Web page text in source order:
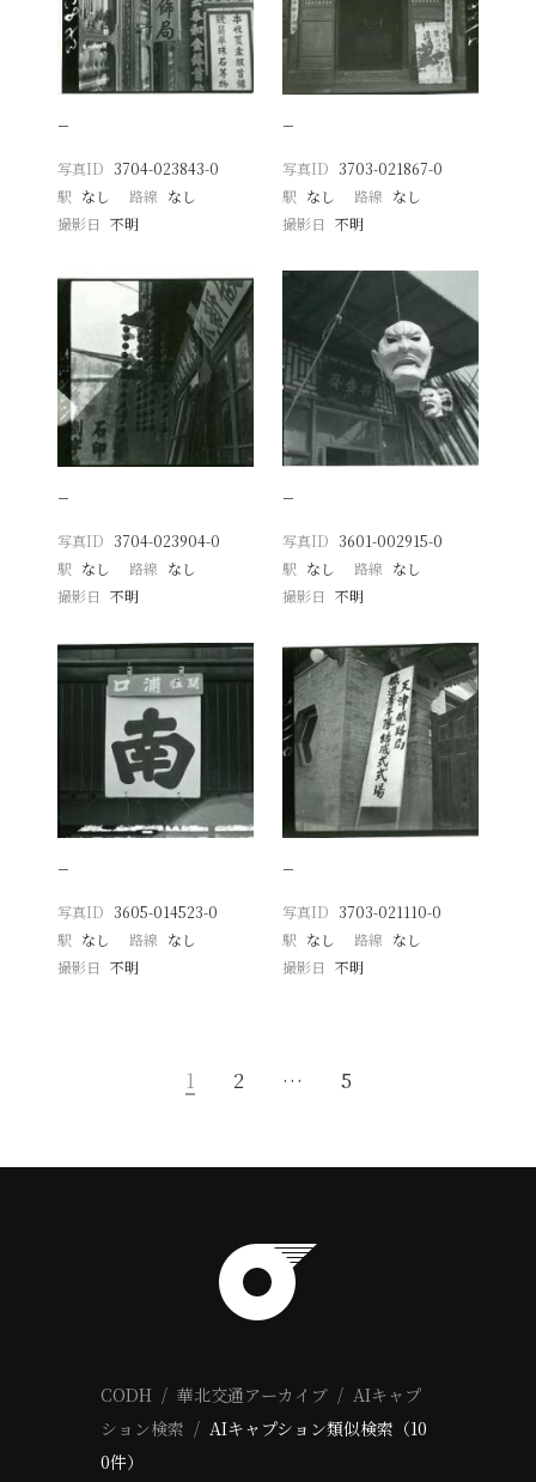
−
写真ID 3704-023843-0
駅 なし 路線 なし
撮影日
不明
−
写真ID 3703-021867-0
駅 なし 路線 なし
撮影日 不明
−
写真ID 3704-023904-0
駅 なし 路線 なし
撮影日
不明
−
写真ID 3601-002915-0
駅 なし 路線 なし
撮影日 不明
−
写真ID 3605-014523-0
駅 なし 路線 なし
撮影日
不明
−
写真ID 3703-021110-0
駅 なし 路線 なし
撮影日 不明
1 2 … 5
CODH 華北交通アーカイブ
AIキャプ
ション検索
AIキャプション類似検索（10
0件）